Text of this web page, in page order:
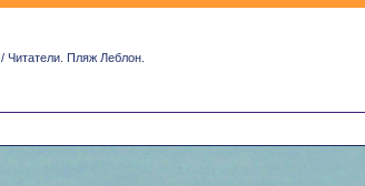
/ Читатели. Пляж Леблон.